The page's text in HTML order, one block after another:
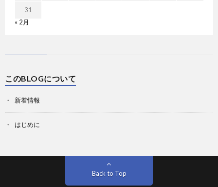
31
« 2月
このBLOGについて
新着情報
はじめに
Back to Top